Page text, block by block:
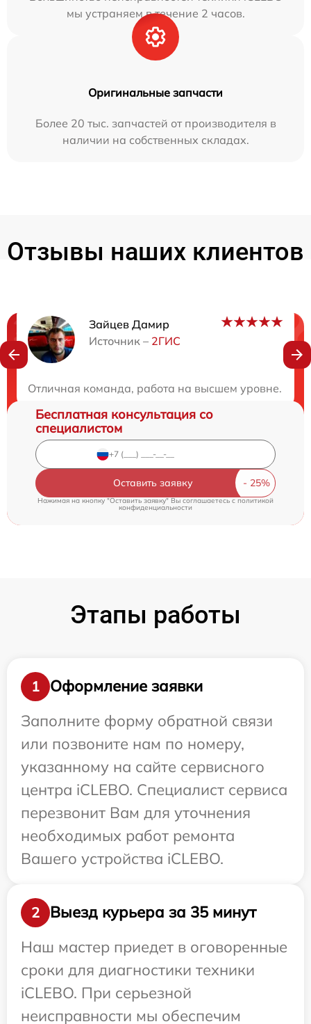
мы устраняем в течение 2 часов.
Оригинальные запчасти
Более 20 тыс. запчастей от производителя в
наличии на собственных складах.
Отзывы наших клиентов
Зайцев Дамир
Источник – 2ГИС
Отличная команда, работа на высшем уровне.
Нужна консультация?
Бесплатная консультация со
специалистом
Оставить заявку
Нажимая на кнопку "Оставить заявку" Вы соглашаетесь cполитикой
конфиденциальности
Этапы работы
1
Оформление заявки
Заполните форму обратной связи
или позвоните нам по номеру,
указанному на сайте сервисного
центра iCLEBO. Специалист сервиса
перезвонит Вам для уточнения
необходимых работ ремонта
Вашего устройства iCLEBO.
2
Выезд курьера за 35 минут
Наш мастер приедет в оговоренные
сроки для диагностики техники
iCLEBO. При серьезной
неисправности мы обеспечим